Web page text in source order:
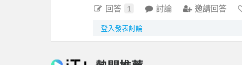
回答 1 討論 邀請回答
登入發表討論